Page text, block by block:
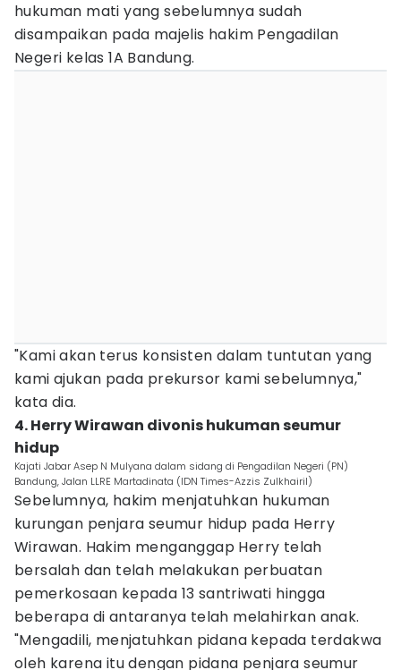
hukuman mati yang sebelumnya sudah
disampaikan pada majelis hakim Pengadilan
Negeri kelas 1A Bandung.
"Kami akan terus konsisten dalam tuntutan yang
kami ajukan pada prekursor kami sebelumnya,"
kata dia.
4. Herry Wirawan divonis hukuman seumur
hidup
Kajati Jabar Asep N Mulyana dalam sidang di Pengadilan Negeri (PN)
Bandung, Jalan LLRE Martadinata (IDN Times-Azzis Zulkhairil)
Sebelumnya, hakim menjatuhkan hukuman
kurungan penjara seumur hidup pada Herry
Wirawan. Hakim menganggap Herry telah
bersalah dan telah melakukan perbuatan
pemerkosaan kepada 13 santriwati hingga
beberapa di antaranya telah melahirkan anak.
"Mengadili, menjatuhkan pidana kepada terdakwa
oleh karena itu dengan pidana penjara seumur